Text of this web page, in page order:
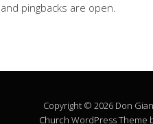
and pingbacks are open.
Copyright © 2026 Don
Church WordPress Theme